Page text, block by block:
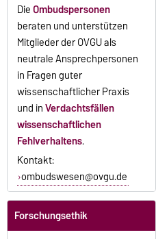
DieOmbudspersonen
beraten und unterstützen
Mitglieder der OVGU als
neutrale Ansprechpersonen
in Fragen guter
wissenschaftlicher Praxis
und inVerdachtsfällen
wissenschaftlichen
Fehlverhaltens.
Kontakt:
ombudswesen@ovgu.de
Forschungsethik